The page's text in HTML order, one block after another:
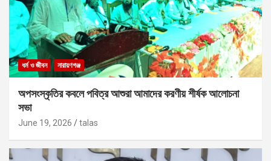
ধর্ম ও জীবন নারায়ণগঞ্জ
অপসংস্কৃতির কবলে পবিত্র আশুরা আমাদের করণীয় শীর্ষক আলোচনা
সভা
June 19, 2026 talas